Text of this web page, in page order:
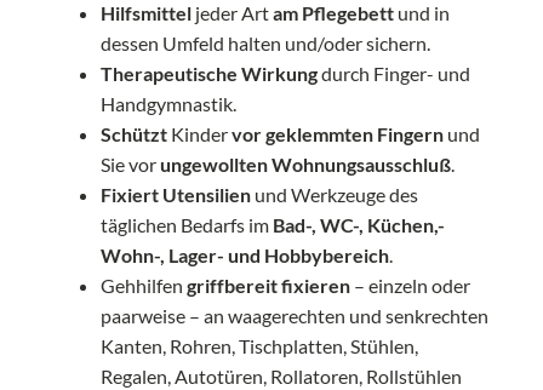
Hilfsmitteljeder Artam Pflegebettund in
dessen Umfeld halten und/oder sichern.
Therapeutische Wirkungdurch Finger- und
Handgymnastik.
SchütztKindervor geklemmten Fingernund
Sie vorungewollten Wohnungsausschluß.
Fixiert Utensilienund Werkzeuge des
täglichen Bedarfs im Bad-, WC-, Küchen,-
Wohn-, Lager- und Hobbybereich.
Gehhilfen griffbereit fixieren– einzeln oder
paarweise – an waagerechten und senkrechten
Kanten, Rohren, Tischplatten, Stühlen,
Regalen, Autotüren, Rollatoren, Rollstühlen